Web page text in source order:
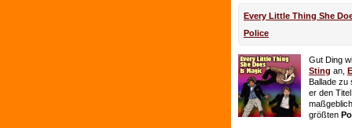
Every Little Thing She
Police
Gut Ding
Sting an,
Ballade zu
er den
größten